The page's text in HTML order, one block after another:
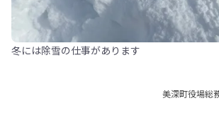
冬には除雪の仕事があります
美深町役場総